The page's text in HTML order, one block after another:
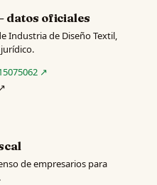
datos oficiales
Industria de Diseño Textil,
↗
de empresarios para